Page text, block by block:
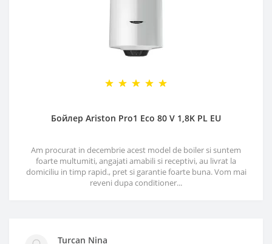
Бойлер Ariston Pro1 Eco 80 V 1,8K PL EU
Am procurat in decembrie acest model de boiler si suntem
foarte multumiti, angajati amabili si receptivi, au livrat la
domiciliu in timp rapid., pret si garantie foarte buna. Vom mai
reveni dupa conditioner...
Turcan Nina